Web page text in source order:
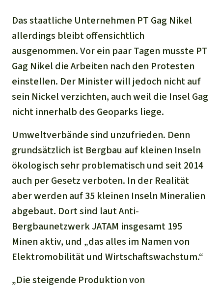
Das staatliche Unternehmen PT Gag Nikel
allerdings bleibt offensichtlich
ausgenommen. Vor ein paar Tagen musste PT
Gag Nikel die Arbeiten nach den Protesten
einstellen. Der Minister will jedoch nicht auf
sein Nickel verzichten, auch weil die Insel Gag
nicht innerhalb des Geoparks liege.
Umweltverbände sind unzufrieden. Denn
grundsätzlich ist Bergbau auf kleinen Inseln
ökologisch sehr problematisch und seit 2014
auch per Gesetz verboten. In der Realität
aber werden auf 35 kleinen Inseln Mineralien
abgebaut. Dort sind laut Anti-
Bergbaunetzwerk JATAM insgesamt 195
Minen aktiv, und „das alles im Namen von
Elektromobilität und Wirtschaftswachstum.“
„Die steigende Produktion von